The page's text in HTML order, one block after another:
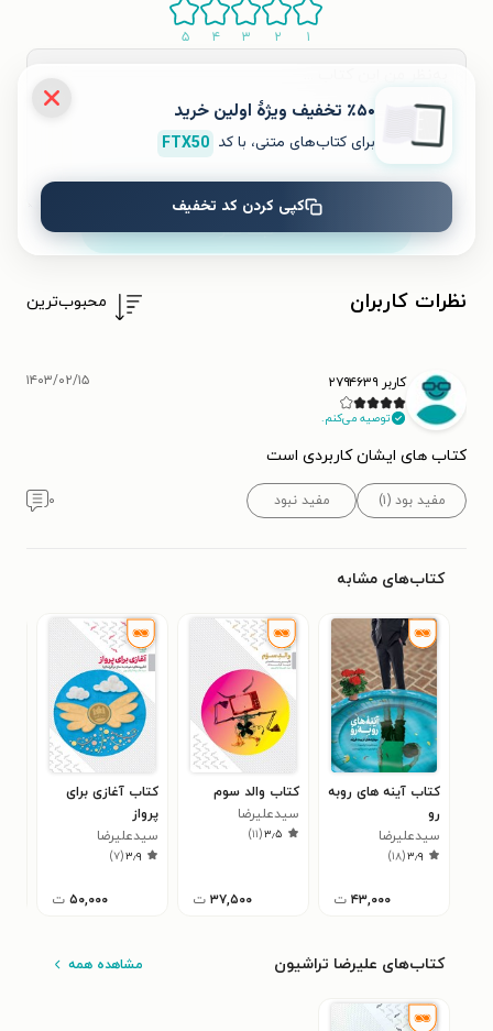
۱ ۲ ۳ ۴ ۵
ثبت نظر
نظرات کاربران محبوب‌ترین
کاربر ۲۷۹۴۶۳۹
توصیه می‌کنم.
۱۴۰۳/۰۲/۱۵
کتاب های ایشان کاربردی است
مفید بود (۱) مفید نبود ۰
کتاب‌های مشابه
کتاب آینه های روبه
رو
سیدعلیرضا
تراشیون
۳٫۹(۱۸)
۴۳,۰۰۰ ت
کتاب والد سوم
سیدعلیرضا
تراشیون
۳٫۵(۱۱)
۳۷,۵۰۰ ت
کتاب آغازی برای
پرواز
سیدعلیرضا
تراشیون
۳٫۹(۷)
۵۰,۰۰۰ ت
کتاب‌های علیرضا تراشیون مشاهده همه
٪۵۰ تخفیف ویژۀ اولین خرید
برای کتاب‌های متنی، با کد FTX50
کپی کردن کد تخفیف